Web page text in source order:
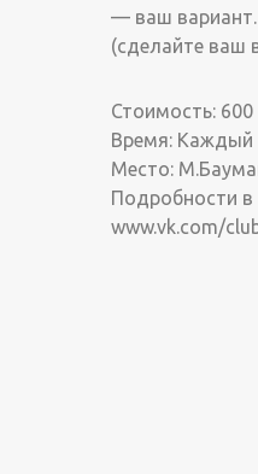
— ваш вариант.
(сделайте ваш
Стоимость:
Время: Каждый
Место:
Подробности в
www.vk.com/